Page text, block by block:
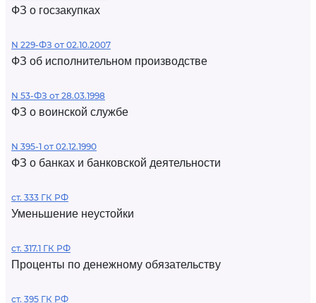
ФЗ о госзакупках
N 229-ФЗ от 02.10.2007
ФЗ об исполнительном производстве
N 53-ФЗ от 28.03.1998
ФЗ о воинской службе
N 395-1 от 02.12.1990
ФЗ о банках и банковской деятельности
ст. 333 ГК РФ
Уменьшение неустойки
ст. 317.1 ГК РФ
Проценты по денежному обязательству
ст. 395 ГК РФ